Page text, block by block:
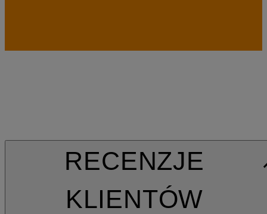
RECENZJE
KLIENTÓW